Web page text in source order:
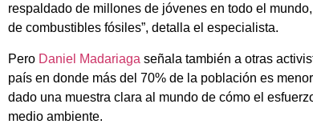
respaldado de millones de jóvenes en todo el
de combustibles fósiles”, detalla el especialista.
Pero Daniel Madariaga señala también a otras
país en donde más del 70% de la población es
dado una muestra clara al mundo de cómo el
medio ambiente.